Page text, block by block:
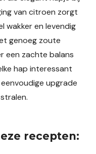
van citroen zorgt
wakker en levendig
genoeg zoute
een zachte balans
hap interessant
upgrade
recepten: